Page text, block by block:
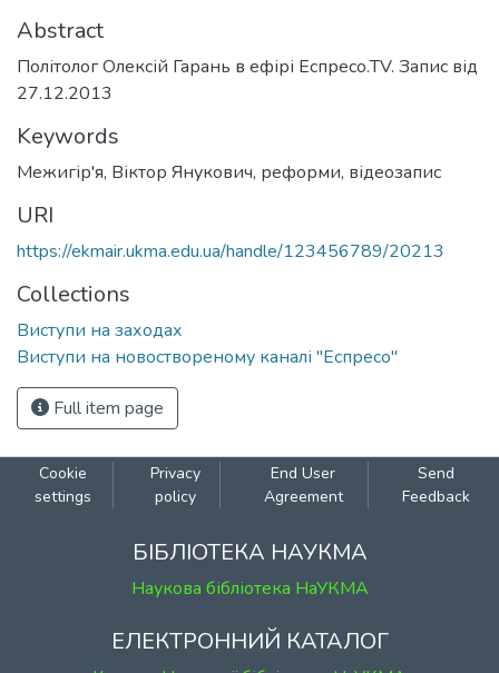
Abstract
Політолог Олексій Гарань в ефірі Еспресо.TV. Запис від
27.12.2013
Keywords
Межигір'я, Віктор Янукович, реформи, відеозапис
URI
https://ekmair.ukma.edu.ua/handle/123456789/20213
Collections
Виступи на заходах
Виступи на новоствореному каналі "Еспресо"
Full item page
Cookie
settings
Privacy
policy
End User
Agreement
Send
Feedback
БІБЛІОТЕКА НАУКМА
Наукова бібліотека НаУКМА
ЕЛЕКТРОННИЙ КАТАЛОГ